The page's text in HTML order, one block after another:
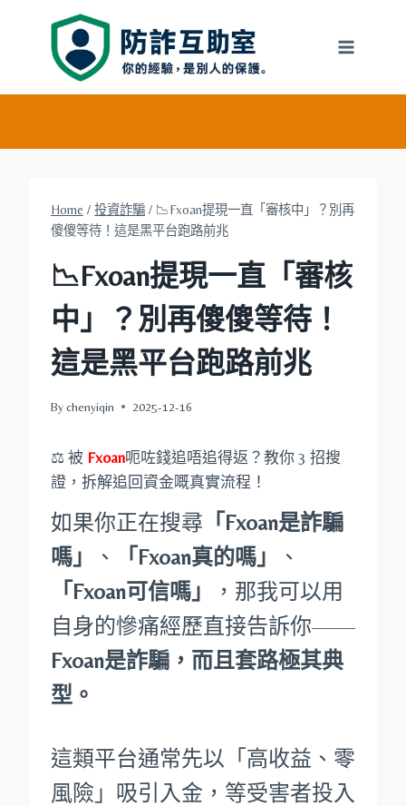
Home / 投資詐騙 / 📉Fxoan提現一直「審核中」？別再
傻傻等待！這是黑平台跑路前兆
📉Fxoan提現一直「審核
中」？別再傻傻等待！
這是黑平台跑路前兆
Bychenyiqin 2025-12-16
⚖️ 被 Fxoan呃咗錢追唔追得返？教你 3 招搜
證，拆解追回資金嘅真實流程！
如果你正在搜尋 「Fxoan是詐騙
嗎」
、 「Fxoan真的嗎」
、
「Fxoan可信嗎」
，那我可以用
自身的慘痛經歷直接告訴你——
Fxoan是詐騙，而且套路極其典
型。
這類平台通常先以「高收益、零
風險」吸引入金，等受害者投入